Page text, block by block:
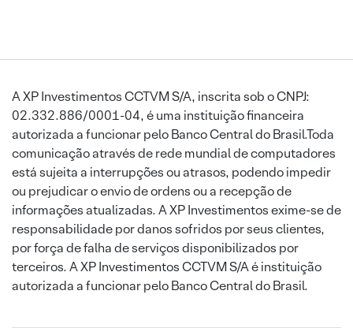
A XP Investimentos CCTVM S/A, inscrita sob o CNPJ:
02.332.886/0001-04, é uma instituição financeira
autorizada a funcionar pelo Banco Central do Brasil.Toda
comunicação através de rede mundial de computadores
está sujeita a interrupções ou atrasos, podendo impedir
ou prejudicar o envio de ordens ou a recepção de
informações atualizadas. A XP Investimentos exime-se de
responsabilidade por danos sofridos por seus clientes,
por força de falha de serviços disponibilizados por
terceiros. A XP Investimentos CCTVM S/A é instituição
autorizada a funcionar pelo Banco Central do Brasil.